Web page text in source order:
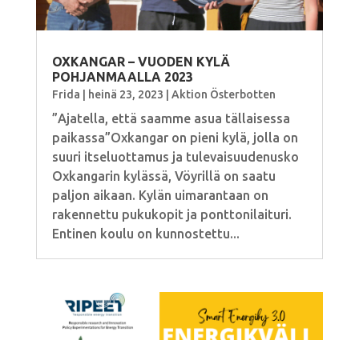
OXKANGAR – VUODEN KYLÄ
POHJANMAALLA 2023
Frida heinä 23, 2023 Aktion Österbotten
”Ajatella, että saamme asua tällaisessa
paikassa”Oxkangar on pieni kylä, jolla on
suuri itseluottamus ja tulevaisuudenusko
Oxkangarin kylässä, Vöyrillä on saatu
paljon aikaan. Kylän uimarantaan on
rakennettu pukukopit ja ponttonilaituri.
Entinen koulu on kunnostettu...